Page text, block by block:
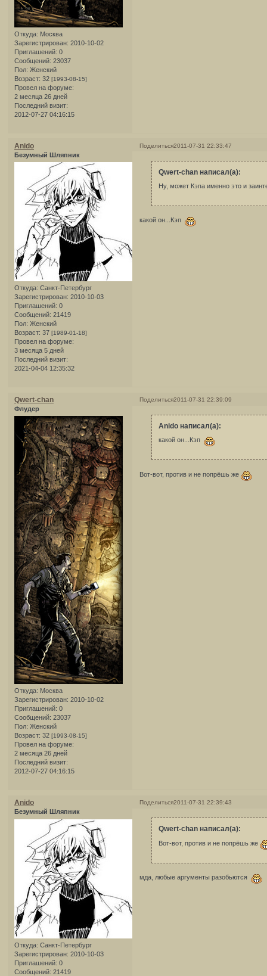
Откуда: Москва
Зарегистрирован: 2010-10-02
Приглашений: 0
Сообщений: 23037
Пол: Женский
Возраст: 32 [1993-08-15]
Провел на форуме:
2 месяца 26 дней
Последний визит:
2012-07-27 04:16:15
Поделиться2011-07-31 22:33:47
Anido
Безумный Шляпник
Откуда: Санкт-Петербург
Зарегистрирован: 2010-10-03
Приглашений: 0
Сообщений: 21419
Пол: Женский
Возраст: 37 [1989-01-18]
Провел на форуме:
3 месяца 5 дней
Последний визит:
2021-04-04 12:35:32
Qwert-chan написал(а):
Ну, может Кэпа именно это и
какой он...Кэп
Поделиться2011-07-31 22:39:09
Qwert-chan
Флудер
Откуда: Москва
Зарегистрирован: 2010-10-02
Приглашений: 0
Сообщений: 23037
Пол: Женский
Возраст: 32 [1993-08-15]
Провел на форуме:
2 месяца 26 дней
Последний визит:
2012-07-27 04:16:15
Anido написал(а):
какой он...Кэп
Вот-вот, против и не попрёшь же
Поделиться2011-07-31 22:39:43
Anido
Безумный Шляпник
Откуда: Санкт-Петербург
Зарегистрирован: 2010-10-03
Приглашений: 0
Сообщений: 21419
Qwert-chan написал(а):
Вот-вот, против и не попрёшь же
мда, любые аргументы разобьются